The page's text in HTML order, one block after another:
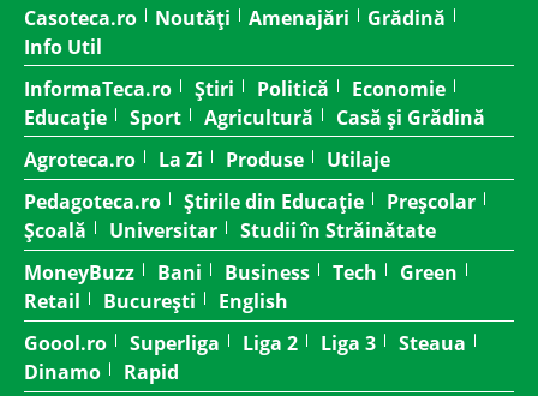
Casoteca.ro Noutăți Amenajări
Grădină
Info Util
InformaTeca.ro
Știri Politică
Economie
Educație
Sport Agricultură
Casă și Grădină
Agroteca.ro
La Zi Produse
Utilaje
Pedagoteca.ro
Știrile din Educație
Preșcolar
Școală
Universitar
Studii în Străinătate
MoneyBuzz
Bani Business Tech
Green
Retail
București
English
Goool.ro
Superliga Liga 2 Liga 3
Steaua
Dinamo
Rapid